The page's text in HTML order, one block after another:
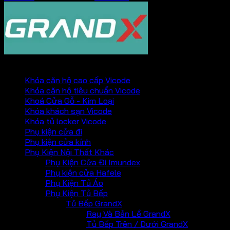
Khóa căn hộ cao cấp Vicode
Khóa căn hộ tiêu chuẩn Vicode
Khoá Cửa Gỗ - Kim Loại
Khóa khách sạn Vicode
Khóa tủ locker Vicode
Phụ kiện cửa đi
Phụ kiện cửa kính
Phụ Kiện Nội Thất Khác
Phụ Kiện Cửa Đi Imundex
Phụ kiện cửa Hafele
Phụ Kiện Tủ Áo
Phụ Kiện Tủ Bếp
Tủ Bếp GrandX
Ray Và Bản Lề GrandX
Tủ Bếp Trên / Dưới GrandX